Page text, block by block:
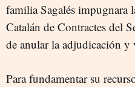
familia Sagalés impugnara
Catalán de Contractes del
de anular la adjudicación y
Para fundamentar su